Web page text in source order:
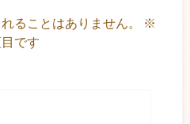
ることはありません。
※
です